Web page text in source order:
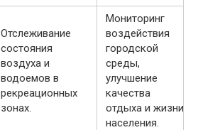
Отслеживание
состояния
воздуха и
водоемов в
рекреационных
зонах.
Мониторинг
воздействия
городской
среды,
улучшение
качества
отдыха и жизни
населения.